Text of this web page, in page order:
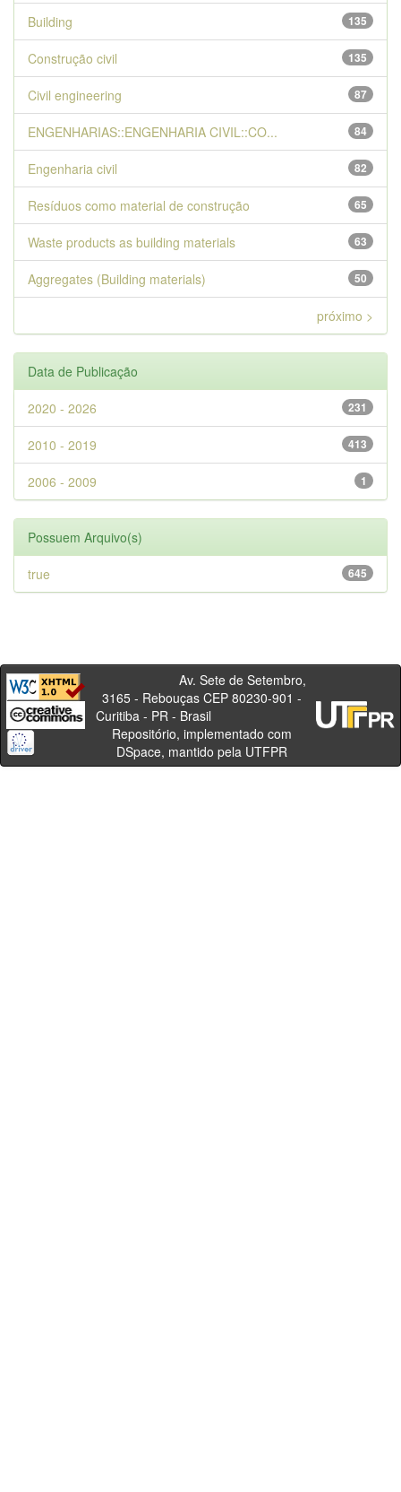
135
Building
135
Construção civil
87
Civil engineering
84
ENGENHARIAS::ENGENHARIA CIVIL::CO...
82
Engenharia civil
65
Resíduos como material de construção
63
Waste products as building materials
50
Aggregates (Building materials)
próximo >
Data de Publicação
231
2020 - 2026
413
2010 - 2019
1
2006 - 2009
Possuem Arquivo(s)
645
true
Av. Sete de Setembro,
3165 - Rebouças CEP 80230-901 -
Curitiba - PR - Brasil
Repositório, implementado com
DSpace, mantido pela UTFPR